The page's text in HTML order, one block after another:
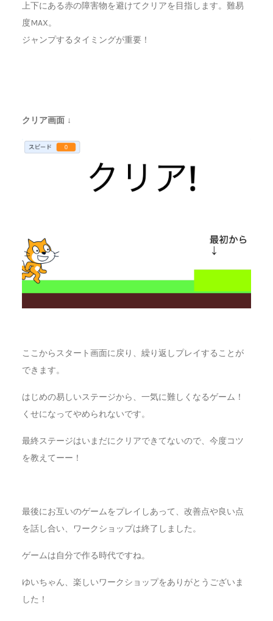
上下にある赤の障害物を避けてクリアを目指します。難易
度MAX。
ジャンプするタイミングが重要！
クリア画面 ↓
ここからスタート画面に戻り、繰り返しプレイすることが
できます。
はじめの易しいステージから、一気に難しくなるゲーム！
くせになってやめられないです。
最終ステージはいまだにクリアできてないので、今度コツ
を教えてーー！
最後にお互いのゲームをプレイしあって、改善点や良い点
を話し合い、ワークショップは終了しました。
ゲームは自分で作る時代ですね。
ゆいちゃん、楽しいワークショップをありがとうございま
した！